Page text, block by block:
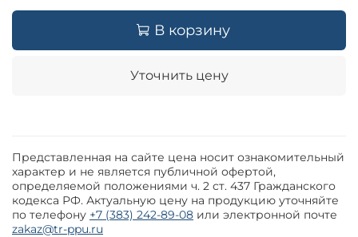
В корзину
Уточнить цену
Представленная на сайте цена носит ознакомительный
характер и не является публичной офертой,
определяемой положениями ч. 2 ст. 437 Гражданского
кодекса РФ. Актуальную цену на продукцию уточняйте
по телефону +7 (383) 242-89-08 или электронной почте
zakaz@tr-ppu.ru